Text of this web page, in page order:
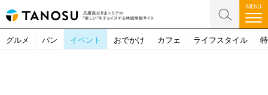
グルメ パン イベント おでかけ カフェ ライフスタイル